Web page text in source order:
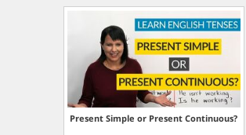
Present Simple or Present Continuous?